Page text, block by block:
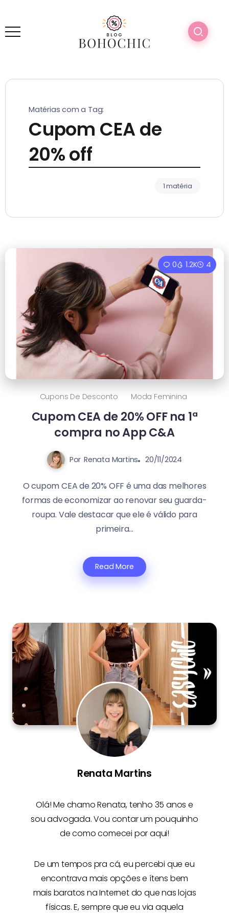
Matérias com a Tag:
Cupom CEA de
20% off
1 matéria
0 1.2K 4
Cupons De Desconto Moda Feminina
Cupom CEA de 20% OFF na 1ª
compra no App C&A
Por Renata Martins 20/11/2024
O cupom CEA de 20% OFF é uma das melhores
formas de economizar ao renovar seu guarda-
roupa. Vale destacar que ele é válido para
primeira...
Read More
Renata Martins
Olá! Me chamoRenata, tenho 35 anos e
sou advogada. Vou contar um pouquinho
de como comecei por aqui!
De um tempos pra cá, eu percebi que eu
encontrava mais opções e ítens bem
mais baratos na Internetdo que nas lojas
físicas. E, sempre que eu via aquela